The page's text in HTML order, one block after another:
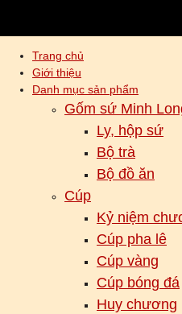
Trang chủ
Giới thiệu
Danh mục sản phẩm
Gốm sứ Minh
Ly, hộp sứ
Bộ trà
Bộ đồ ăn
Cúp
Kỷ niệm
Cúp pha lê
Cúp vàng
Cúp bóng đá
Huy chương